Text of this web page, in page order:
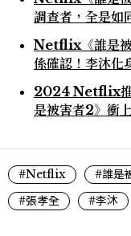
調查者，全是如
Netflix《誰是被
係確認！李沐化
2024 Netflix推
是被害者2》衝
#Netflix #誰是
#張孝全
#李沐